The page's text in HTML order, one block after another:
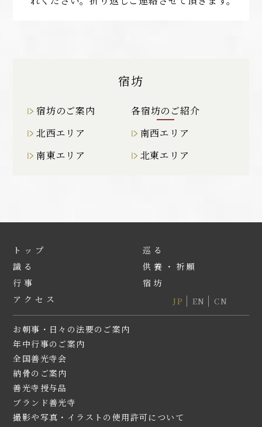
宿坊
宿坊のご案内
各宿坊のご紹介
北西エリア
南西エリア
南東エリア
北東エリア
トップ
巡る
識る
供養・祈願
行事
宿坊
アクセス
JP EN CN
お朝事・日々の法要のご案内
年中行事のご案内
全国善光寺会
納⾻のご案内
善光寺授与品
ブランド善光寺
撮影や写真・イラストの使用許可について